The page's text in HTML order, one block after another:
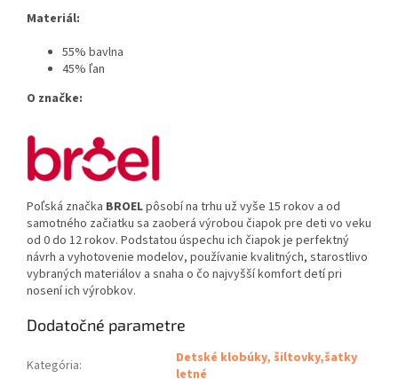
Materiál:
55% bavlna
45% ľan
O značke:
Poľská značka BROELpôsobí na trhu už vyše 15 rokov a od
samotného začiatku sa zaoberá výrobou čiapok pre deti vo veku
od 0 do 12 rokov. Podstatou úspechu ich čiapok je perfektný
návrh a vyhotovenie modelov, používanie kvalitných, starostlivo
vybraných materiálov a snaha o čo najvyšší komfort detí pri
nosení ich výrobkov.
Dodatočné parametre
Kategória:
Detské klobúky, šiltovky,šatky
letné